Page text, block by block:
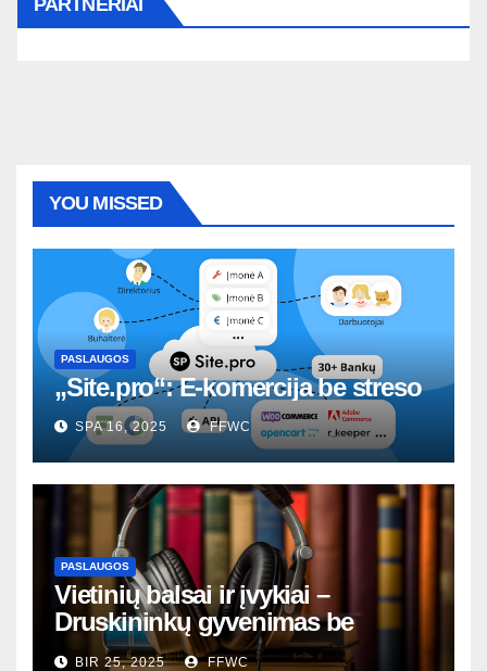
PARTNERIAI
YOU MISSED
PASLAUGOS
„Site.pro“: E-komercija be streso
SPA 16, 2025 FFWC
PASLAUGOS
Vietinių balsai ir įvykiai –
Druskininkų gyvenimas be
nutylėjimų
BIR 25, 2025 FFWC